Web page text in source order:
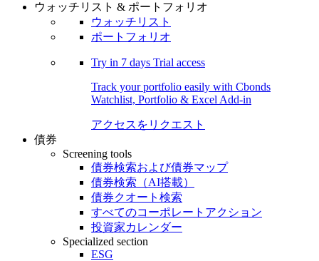
ウォッチリスト & ポートフォリオ
ウォッチリスト
ポートフォリオ
Try in 7 days Trial access
Track your portfolio easily with Cbonds
Watchlist, Portfolio & Excel Add-in
アクセスをリクエスト
債券
Screening tools
債券検索および債券マップ
債券検索（AI搭載）
債券クオート検索
すべてのコーポレートアクション
投資家カレンダー
Specialized section
ESG